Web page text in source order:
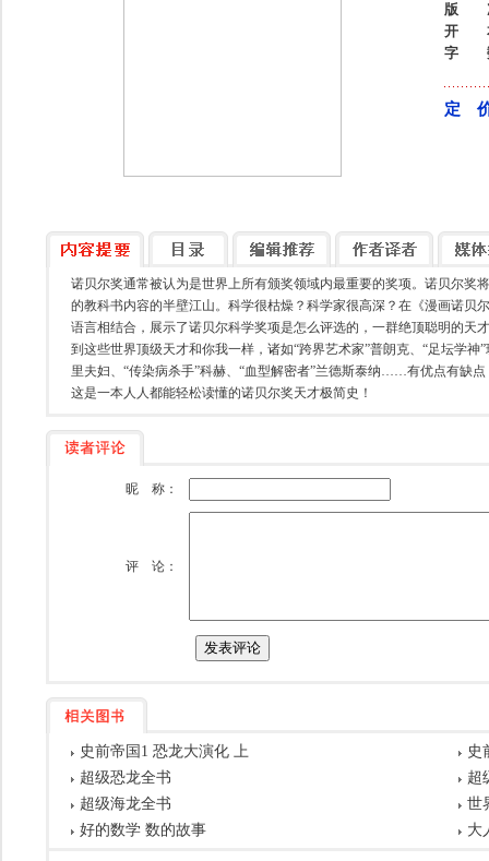
版
开
字
定
诺贝尔奖通常被认为是世界上所有颁奖领域内最重要的奖项。诺贝尔奖
的教科书内容的半壁江山。科学很枯燥？科学家很高深？在《漫画诺贝
语言相结合，展示了诺贝尔科学奖项是怎么评选的，一群绝顶聪明的天
到这些世界顶级天才和你我一样，诸如“跨界艺术家”普朗克、“足坛学神
里夫妇、“传染病杀手”科赫、“血型解密者”兰德斯泰纳……有优点有缺
这是一本人人都能轻松读懂的诺贝尔奖天才极简史！
昵 称：
评 论：
史前帝国1 恐龙大演化 上
史
超级恐龙全书
超
超级海龙全书
世
好的数学 数的故事
大